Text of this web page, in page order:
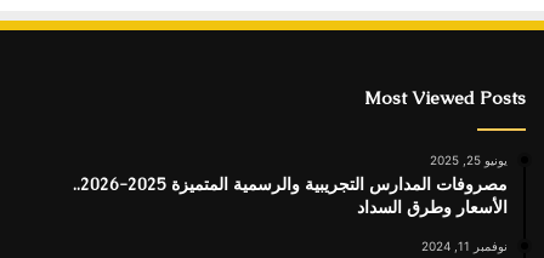
Most Viewed Posts
يونيو 25, 2025
مصروفات المدارس التجريبية والرسمية المتميزة 2025-2026..
الأسعار وطرق السداد
نوفمبر 11, 2024